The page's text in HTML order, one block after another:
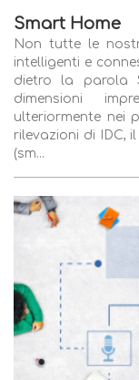
Smart Home
Non tutte le
intelligenti e
dietro la parola
dimensioni
ulteriormente nei
rilevazioni di IDC,
(sm...